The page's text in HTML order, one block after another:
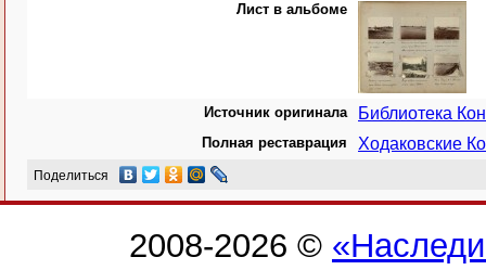
Лист в альбоме
Источник оригинала Библиотека
Полная реставрация Ходаковские
Поделиться
2008-2026 ©